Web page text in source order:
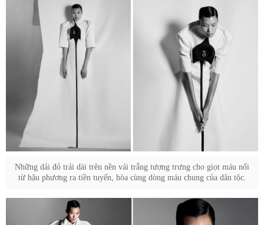
Những dải đỏ trải dài trên nền vải trắng tượng trưng cho giọt máu nối
từ hậu phương ra tiền tuyến, hòa cùng dòng máu chung của dân tộc.